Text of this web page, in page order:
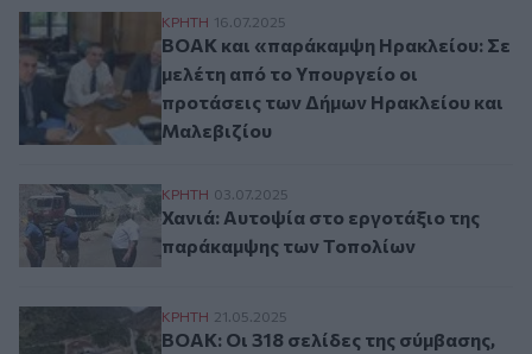
ΒΟΑΚ και «παράκαμψη Ηρακλείου: Σε
ΚΡΗΤΗ 16.07.2025
ΒΟΑΚ και «παράκαμψη Ηρακλείου: Σε
μελέτη από το Υπουργείο οι
προτάσεις των Δήμων Ηρακλείου και
Μαλεβιζίου
Χανιά: Αυτοψία στο εργοτάξιο της
ΚΡΗΤΗ 03.07.2025
Χανιά: Αυτοψία στο εργοτάξιο της
παράκαμψης των Τοπολίων
ΒΟΑΚ: Οι 318 σελίδες της σύμβασης, τα
ΚΡΗΤΗ 21.05.2025
ΒΟΑΚ: Οι 318 σελίδες της σύμβασης,